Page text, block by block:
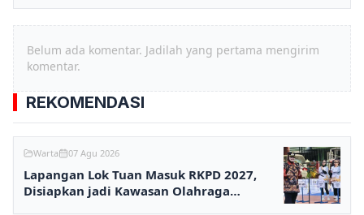
Belum ada komentar. Jadilah yang pertama mengirim
komentar.
REKOMENDASI
Warta 07 Agu 2026
Lapangan Lok Tuan Masuk RKPD 2027,
Disiapkan jadi Kawasan Olahraga